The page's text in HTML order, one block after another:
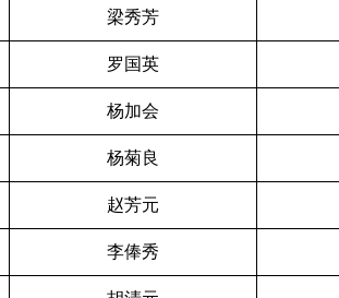
梁秀芳
罗国英
杨加会
杨菊良
赵芳元
李俸秀